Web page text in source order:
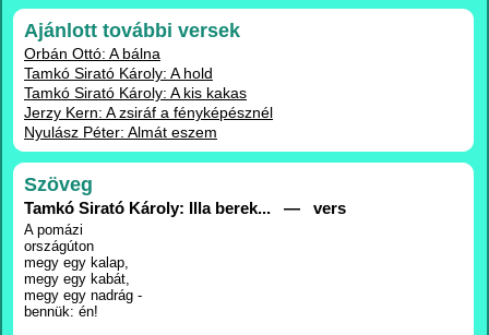
Ajánlott további versek
Orbán Ottó: A bálna
Tamkó Sirató Károly: A hold
Tamkó Sirató Károly: A kis kakas
Jerzy Kern: A zsiráf a fényképésznél
Nyulász Péter: Almát eszem
Szöveg
Tamkó Sirató Károly: Illa berek... — vers
A pomázi
országúton
megy egy kalap,
megy egy kabát,
megy egy nadrág -
bennük: én!